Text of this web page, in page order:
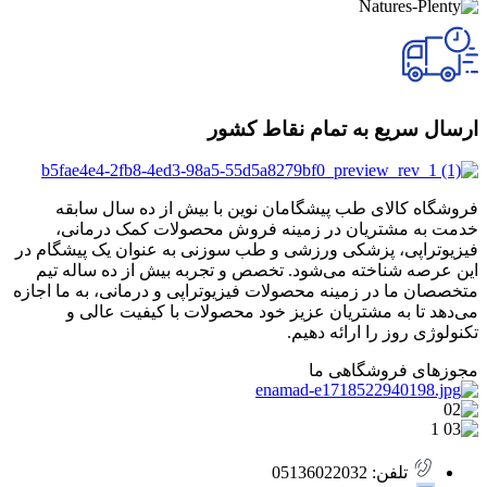
ارسال سریع به تمام نقاط کشور
فروشگاه کالای طب پیشگامان نوین با بیش از ده سال سابقه
خدمت به مشتریان در زمینه فروش محصولات کمک درمانی،
فیزیوتراپی، پزشکی ورزشی و طب سوزنی به عنوان یک پیشگام در
این عرصه شناخته می‌شود. تخصص و تجربه بیش از ده ساله تیم
متخصصان ما در زمینه محصولات فیزیوتراپی و درمانی، به ما اجازه
می‌دهد تا به مشتریان عزیز خود محصولات با کیفیت عالی و
تکنولوژی روز را ارائه دهیم.
مجوزهای فروشگاهی ما
تلفن: 05136022032